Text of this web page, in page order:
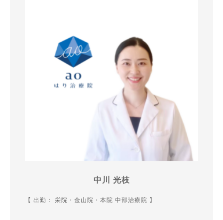
中川 光枝
【 出勤： 栄院・金山院・本院 中部治療院 】